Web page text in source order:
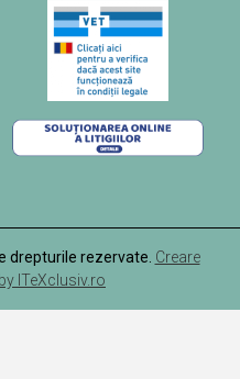
drepturile rezervate. Creare
ITeXclusiv.ro